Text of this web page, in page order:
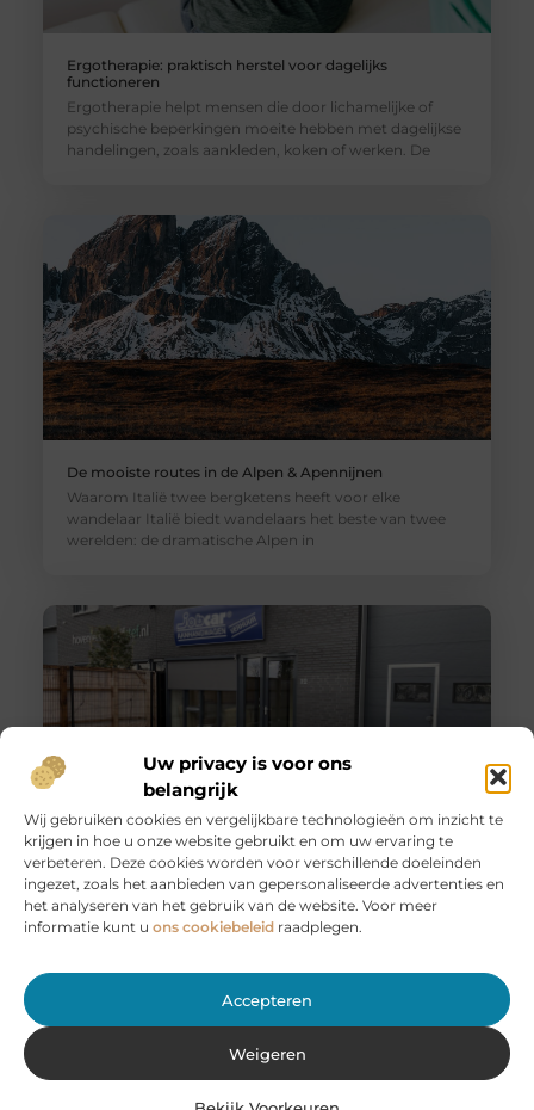
Uw privacy is voor ons
belangrijk
Wij gebruiken cookies en vergelijkbare technologieën om inzicht te
krijgen in hoe u onze website gebruikt en om uw ervaring te
verbeteren. Deze cookies worden voor verschillende doeleinden
ingezet, zoals het aanbieden van gepersonaliseerde advertenties en
het analyseren van het gebruik van de website. Voor meer
informatie kunt u ons cookiebeleid raadplegen.
Accepteren
Weigeren
Ergotherapie: praktisch herstel voor dagelijks
functioneren
Ergotherapie helpt mensen die door lichamelijke of
psychische beperkingen moeite hebben met dagelijkse
handelingen, zoals aankleden, koken of werken. De
De mooiste routes in de Alpen & Apennijnen
Waarom Italië twee bergketens heeft voor elke
wandelaar Italië biedt wandelaars het beste van twee
werelden: de dramatische Alpen in
Huur een aanhanger of autoambulance bij JobCar –
Voor elk vervoer de juiste oplossing
Bij JobCar in Etten-Leur bent u aan het juiste adres voor
het huren van aanhangers en autoambulances. Of u nu